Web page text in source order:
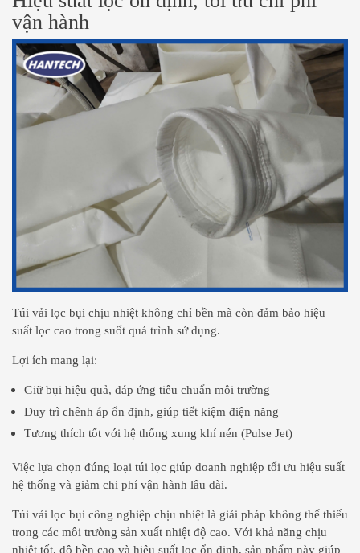
vận hành
Túi vải lọc bụi chịu nhiệt không chỉ bền mà còn đảm bảo hiệu
suất lọc cao trong suốt quá trình sử dụng.
Lợi ích mang lại:
Giữ bụi hiệu quả, đáp ứng tiêu chuẩn môi trường
Duy trì chênh áp ổn định, giúp tiết kiệm điện năng
Tương thích tốt với hệ thống xung khí nén (Pulse Jet)
Việc lựa chọn đúng loại túi lọc giúp doanh nghiệp tối ưu hiệu suất
hệ thống và giảm chi phí vận hành lâu dài.
Túi vải lọc bụi công nghiệp chịu nhiệt là giải pháp không thể thiếu
trong các môi trường sản xuất nhiệt độ cao. Với khả năng chịu
nhiệt tốt, độ bền cao và hiệu suất lọc ổn định, sản phẩm này giúp